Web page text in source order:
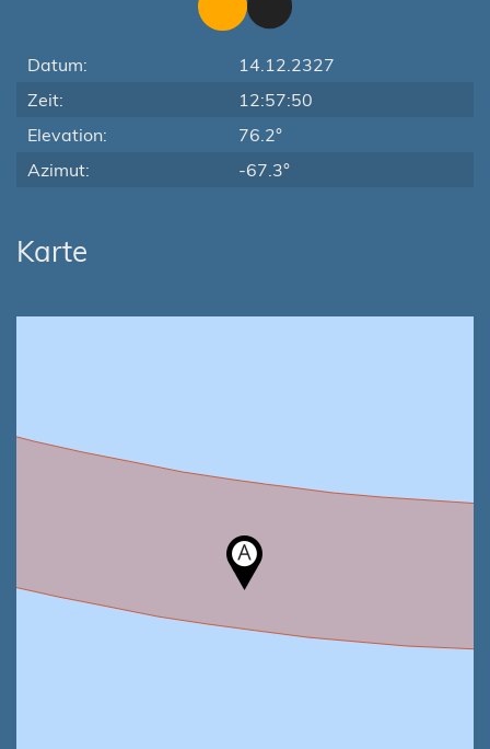
Datum:
14.12.2327
Zeit:
12:57:50
Elevation:
76.2°
Azimut:
-67.3°
Karte